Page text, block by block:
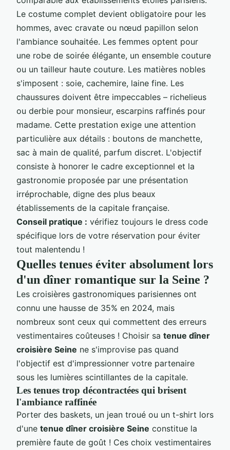
Le costume complet devient obligatoire pour les
hommes, avec cravate ou nœud papillon selon
l'ambiance souhaitée. Les femmes optent pour
une robe de soirée élégante, un ensemble couture
ou un tailleur haute couture. Les matières nobles
s'imposent : soie, cachemire, laine fine. Les
chaussures doivent être impeccables – richelieus
ou derbie pour monsieur, escarpins raffinés pour
madame. Cette prestation exige une attention
particulière aux détails : boutons de manchette,
sac à main de qualité, parfum discret. L'objectif
consiste à honorer le cadre exceptionnel et la
gastronomie proposée par une présentation
irréprochable, digne des plus beaux
établissements de la capitale française.
Conseil pratique : vérifiez toujours le dress code
spécifique lors de votre réservation pour éviter
tout malentendu !
Quelles tenues éviter absolument lors
d'un dîner romantique sur la Seine ?
Les croisières gastronomiques parisiennes ont
connu une hausse de 35% en 2024, mais
nombreux sont ceux qui commettent des erreurs
vestimentaires coûteuses ! Choisir sa tenue dîner
croisière Seine ne s'improvise pas quand
l'objectif est d'impressionner votre partenaire
sous les lumières scintillantes de la capitale.
Les tenues trop décontractées qui brisent
l'ambiance raffinée
Porter des baskets, un jean troué ou un t-shirt lors
d'une tenue dîner croisière Seine constitue la
première faute de goût ! Ces choix vestimentaires